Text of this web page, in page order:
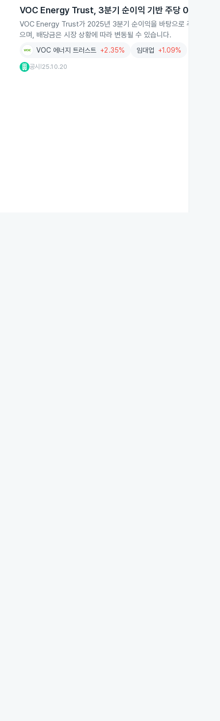
VOC Energy Trust, 3분기 순이익 기반 주당 0.11달러
VOC Energy Trust가 2025년 3분기 순이익을 바탕으로 주당 0.11
으며, 배당금은 시장 상황에 따라 변동될 수 있습니다.
VOC 에너지 트러스트 +2.35% 임대업 +1.09%
공시 25.10.20